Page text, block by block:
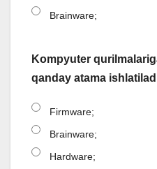
Brainware;
Kompyuter
qanday atama
Firmware;
Brainware;
Hardware;